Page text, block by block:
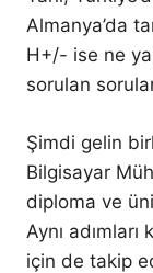
Almanya’da
H+/- ise ne
sorulan
Şimdi gelin
Bilgisayar
diploma ve
Aynı
için de takip